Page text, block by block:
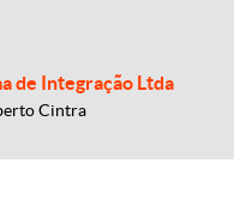
de Integração Ltda
Cintra